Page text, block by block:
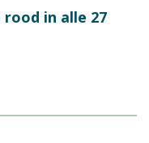
in alle 27